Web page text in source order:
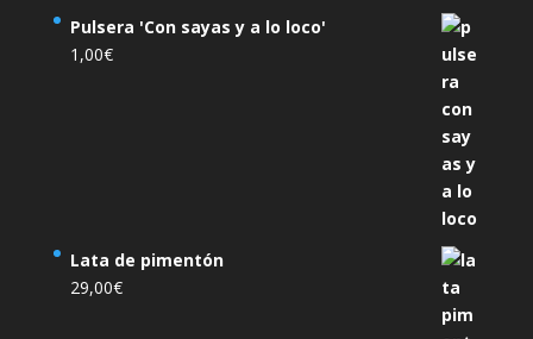
Pulsera 'Con sayas y a lo loco'
1,00€
Lata de pimentón
29,00€